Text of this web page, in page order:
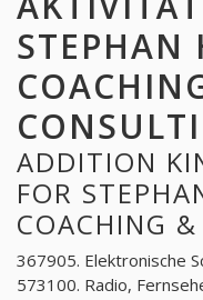
STEPHAN
ADDITION
FOR
COACHING
367905. Elektronische
573100. Radio,